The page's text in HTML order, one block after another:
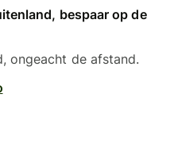
bespaar op de
ongeacht de afstand.